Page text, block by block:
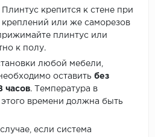
крепится к стене при
или же саморезов
плинтус или
к полу.
любой мебели,
оставить без
часов. Температура в
времени должна быть
если система